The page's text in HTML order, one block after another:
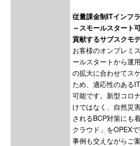
従量課金制ITインフ
～スモールスタート
貢献するサブスクモ
お客様のオンプレミ
ールスタートから運
の拡大に合わせてス
ため、適応性のある
可能です。新型コロ
けではなく、自然災
されるBCP対策にも
クラウド」をOPEX
事例も交えながらご